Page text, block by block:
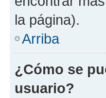
la página).
Arriba
¿Cómo se
usuario?